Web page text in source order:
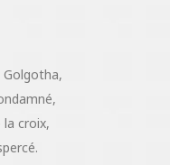
Golgotha,
croix,